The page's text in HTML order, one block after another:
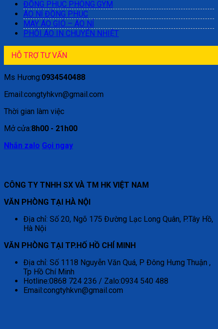
ĐỒNG PHỤC PHÒNG GYM
ÁO NỈ ĐỒNG PHỤC
MAY ÁO GIÓ – ÁO NỈ
PHÔI ÁO IN CHUYỂN NHIỆT
HỖ TRỢ TƯ VẤN
Ms Hương:0934540488
Email:congtyhkvn@gmail.com
Thời gian làm việc
Mở cửa:8h00 - 21h00
Nhắn zalo Gọi ngay
CÔNG TY TNHH SX VÀ TM HK VIỆT NAM
VĂN PHÒNG TẠI HÀ NỘI
Địa chỉ: Số 20, Ngõ 175 Đường Lạc Long Quân, P.Tây Hồ,
Hà Nội
VĂN PHÒNG TẠI TP.HỐ HỒ CHÍ MINH
Địa chỉ: Số 1118 Nguyễn Văn Quá, P Đông Hưng Thuận ,
Tp Hồ Chí Minh
Hotline:0868 724 236 / Zalo:0934 540 488
Email:congtyhkvn@gmail.com